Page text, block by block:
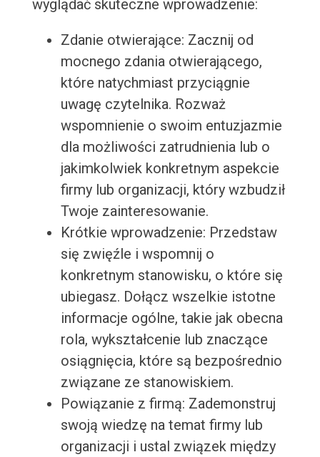
wyglądać skuteczne wprowadzenie:
Zdanie otwierające: Zacznij od
mocnego zdania otwierającego,
które natychmiast przyciągnie
uwagę czytelnika. Rozważ
wspomnienie o swoim entuzjazmie
dla możliwości zatrudnienia lub o
jakimkolwiek konkretnym aspekcie
firmy lub organizacji, który wzbudził
Twoje zainteresowanie.
Krótkie wprowadzenie: Przedstaw
się zwięźle i wspomnij o
konkretnym stanowisku, o które się
ubiegasz. Dołącz wszelkie istotne
informacje ogólne, takie jak obecna
rola, wykształcenie lub znaczące
osiągnięcia, które są bezpośrednio
związane ze stanowiskiem.
Powiązanie z firmą: Zademonstruj
swoją wiedzę na temat firmy lub
organizacji i ustal związek między